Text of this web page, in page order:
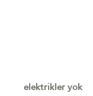
elektrikler yok